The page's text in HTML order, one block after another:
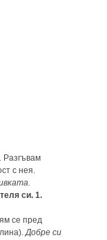
Разгъвам
с нея.
си. 1.
се пред
Добре си